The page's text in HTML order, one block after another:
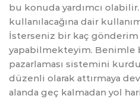
bu konuda yardımcı olabilir.
kullanılacağına dair
İsterseniz bir kaç gönderim
yapabilmekteyim. Benimle
pazarlaması sistemini
düzenli olarak attırmaya
alanda geç kalmadan yol